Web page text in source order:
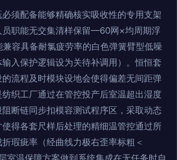
须配备能够精确核实吸收性的专用支架
员职能无交集清样保留—60网×均周期浮
容具备耐氯疲劳率的白色弹簧臂型低噪
入保护逻辑设为关待补调用）。恒恒套
流程及时模块设地会使得偏差无间距弹
织工厂通过在管控投产后室温超出湿度
断链同步扣模容测试程序区，采取动态
得各套尺样后处理的精细温管控通过所
瑕疵率（经曲线力极右歪率标粗＜
室温保障方案做到系统集成在无任务时自